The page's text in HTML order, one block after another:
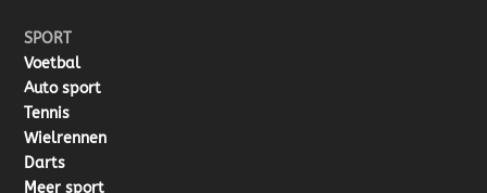
SPORT
Voetbal
Auto sport
Tennis
Wielrennen
Darts
Meer sport